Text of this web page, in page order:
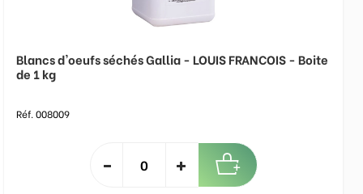
Blancs d'oeufs séchés Gallia - LOUIS FRANCOIS - Boite
de 1 kg
Réf. 008009